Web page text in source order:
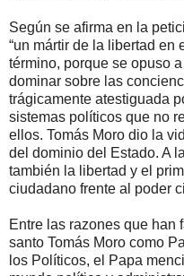
Según se afirma en la
“un mártir de la libertad en
término, porque se opuso
dominar sobre las
trágicamente atestiguada
sistemas políticos que no
ellos. Tomás Moro dio la
del dominio del Estado. A
también la libertad y el
ciudadano frente al poder
Entre las razones que han
santo Tomás Moro como
los Políticos, el Papa